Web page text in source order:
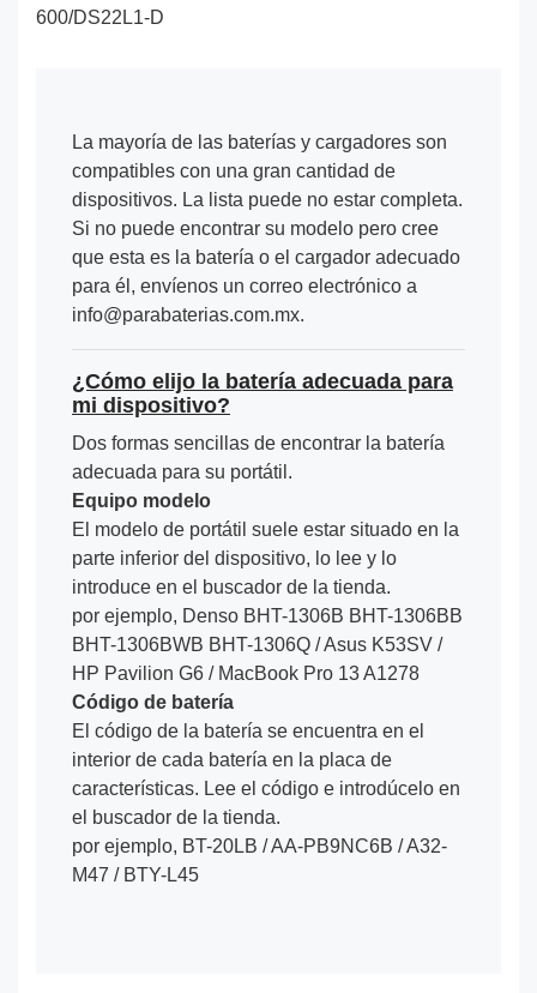
600/DS22L1-D
La mayoría de las baterías y cargadores son
compatibles con una gran cantidad de
dispositivos. La lista puede no estar completa.
Si no puede encontrar su modelo pero cree
que esta es la batería o el cargador adecuado
para él, envíenos un correo electrónico a
info@parabaterias.com.mx.
¿Cómo elijo la batería adecuada para
mi dispositivo?
Dos formas sencillas de encontrar la batería
adecuada para su portátil.
Equipo modelo
El modelo de portátil suele estar situado en la
parte inferior del dispositivo, lo lee y lo
introduce en el buscador de la tienda.
por ejemplo, Denso BHT-1306B BHT-1306BB
BHT-1306BWB BHT-1306Q / Asus K53SV /
HP Pavilion G6 / MacBook Pro 13 A1278
Código de batería
El código de la batería se encuentra en el
interior de cada batería en la placa de
características. Lee el código e introdúcelo en
el buscador de la tienda.
por ejemplo, BT-20LB / AA-PB9NC6B / A32-
M47 / BTY-L45